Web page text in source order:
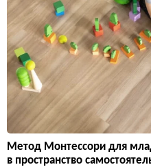
Метод Монтессори для
в пространство